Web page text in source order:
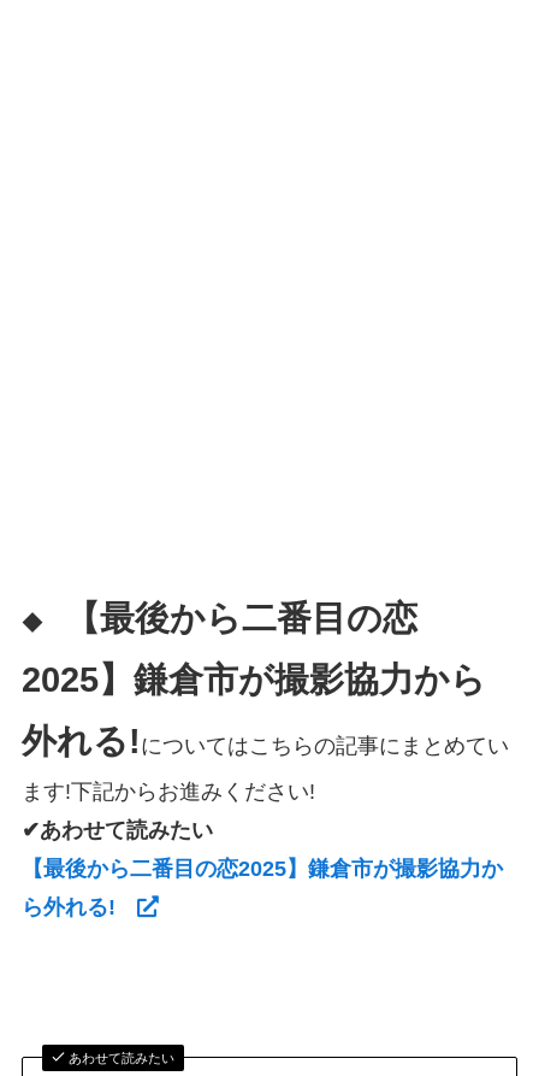
◆
【最後から二番目の恋
2025】鎌倉市が撮影協力から
外れる! についてはこちらの記事にまとめてい
ます!下記からお進みください!
✔あわせて読みたい
【最後から二番目の恋2025】鎌倉市が撮影協力か
ら外れる!
あわせて読みたい